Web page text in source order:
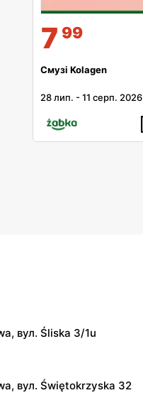
7 99
Смузі Kolagen
28 лип. -11 серп. 2026
вул. Śliska 3/1u
вул. Świętokrzyska 32